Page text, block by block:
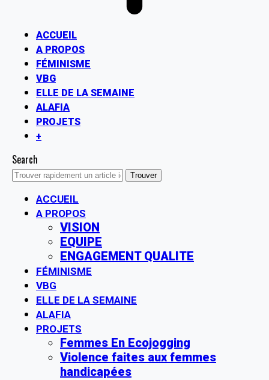
ACCUEIL
A PROPOS
FÉMINISME
VBG
ELLE DE LA SEMAINE
ALAFIA
PROJETS
+
Search
ACCUEIL
A PROPOS
VISION
EQUIPE
ENGAGEMENT QUALITE
FÉMINISME
VBG
ELLE DE LA SEMAINE
ALAFIA
PROJETS
Femmes En Ecojogging
Violence faites aux femmes
handicapées